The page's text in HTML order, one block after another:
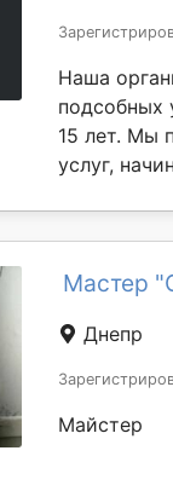
Наша
подсобных
15 лет. Мы
услуг,
Мастер
Днепр
Майстер